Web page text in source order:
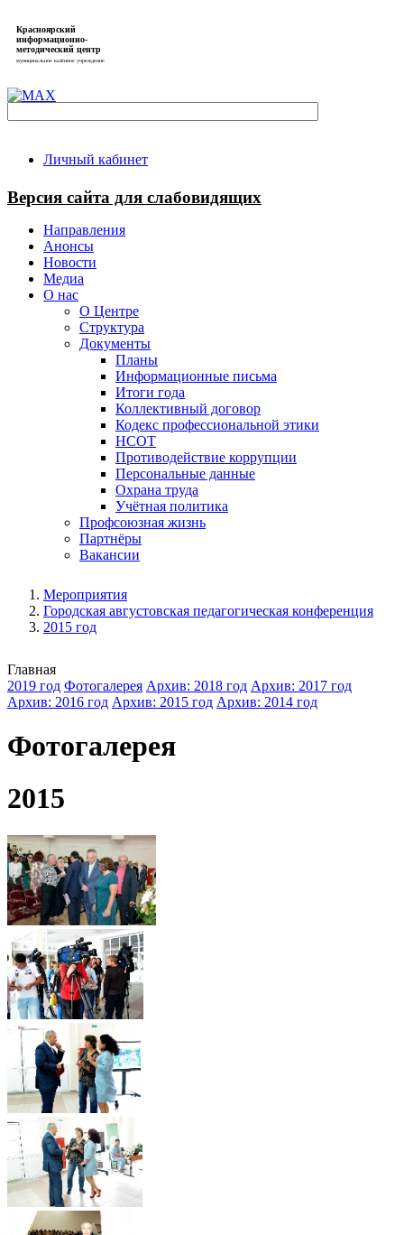
Красноярский
информационно-
методический центр
муниципальное казённое учреждение
Личный кабинет
Версия сайта для слабовидящих
Направления
Анонсы
Новости
Медиа
О нас
О Центре
Структура
Документы
Планы
Информационные письма
Итоги года
Коллективный договор
Кодекс профессиональной этики
НСОТ
Противодействие коррупции
Персональные данные
Охрана труда
Учётная политика
Профсоюзная жизнь
Партнёры
Вакансии
Мероприятия
Городская августовская педагогическая конференция
2015 год
Главная
2019 год Фотогалерея Архив: 2018 год Архив: 2017 год
Архив: 2016 год Архив: 2015 год Архив: 2014 год
Фотогалерея
2015